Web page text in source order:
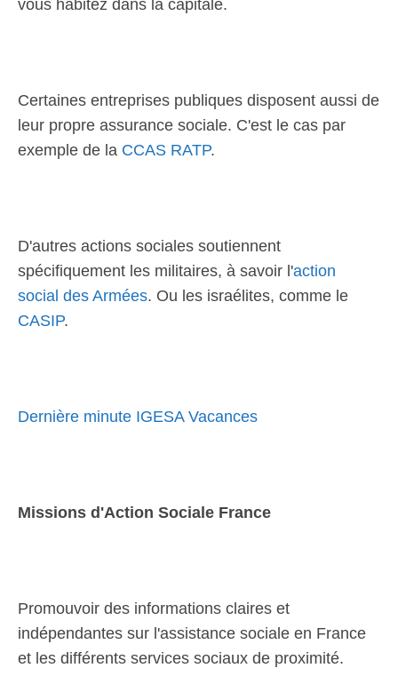
vous habitez dans la capitale.
Certaines entreprises publiques disposent aussi de
leur propre assurance sociale. C'est le cas par
exemple de la CCAS RATP.
D'autres actions sociales soutiennent
spécifiquement les militaires, à savoir l'action
social des Armées. Ou les israélites, comme le
CASIP.
Dernière minute IGESA Vacances
Missions d'Action Sociale France
Promouvoir des informations claires et
indépendantes sur l'assistance sociale en France
et les différents services sociaux de proximité.